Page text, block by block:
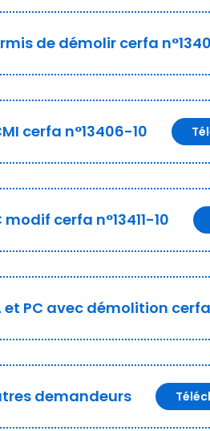
de démolir cerfa
cerfa n°13406-10
modif cerfa n°13411-10
et PC avec démolition
demandeurs